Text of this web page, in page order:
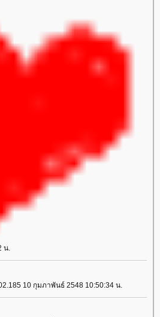
น.
10 กุมภาพันธ์ 2548 10:50:34 น.